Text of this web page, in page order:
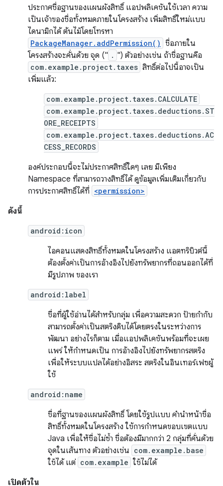
ประกาศชื่อฐานของแผนผังสิทธิ์ แอปพลิเคชันใช้เวลา ความ
เป็นเจ้าของชื่อทั้งหมดภายในโครงสร้าง เพิ่มสิทธิ์ใหม่แบบ
ไดนามิกได้ ต้นไม้โดยโทรหา
PackageManager.addPermission() ชื่อภายใน
โครงสร้างจะคั่นด้วย จุด (" . ") ตัวอย่างเช่น ถ้าชื่อฐานคือ
com.example.project.taxes สิทธิ์ต่อไปนี้อาจเป็น
เพิ่มแล้ว:
com.example.project.taxes.CALCULATE
com.example.project.taxes.deductions.ST
ORE_RECEIPTS
com.example.project.taxes.deductions.AC
CESS_RECORDS
องค์ประกอบนี้จะไม่ประกาศสิทธิ์ใดๆ เลย มีเพียง
Namespace ที่สามารถวางสิทธิ์ได้ ดูข้อมูลเพิ่มเติมเกี่ยวกับ
การประกาศสิทธิ์ได้ที่ <permission>
ดังนี้
android:icon
ไอคอนแสดงสิทธิ์ทั้งหมดในโครงสร้าง แอตทริบิวต์นี้
ต้องตั้งค่าเป็นการอ้างอิงไปยังทรัพยากรที่ถอนออกได้ที่
มีรูปภาพ ของเรา
android:label
ชื่อที่ผู้ใช้อ่านได้สำหรับกลุ่ม เพื่อความสะดวก ป้ายกำกับ
สามารถตั้งค่าเป็นสตริงดิบได้โดยตรงในระหว่างการ
พัฒนา อย่างไรก็ตาม เมื่อแอปพลิเคชันพร้อมที่จะเผย
แพร่ ให้กำหนดเป็น การอ้างอิงไปยังทรัพยากรสตริง
เพื่อให้ระบบแปลได้อย่างอิสระ สตริงในอินเทอร์เฟซผู้
ใช้
android:name
ชื่อที่ฐานของแผนผังสิทธิ์ โดยใช้รูปแบบ คำนำหน้าชื่อ
สิทธิ์ทั้งหมดในโครงสร้าง ใช้การกำหนดขอบเขตแบบ
Java เพื่อให้ชื่อไม่ซ้ำ ชื่อต้องมีมากกว่า 2 กลุ่มที่คั่นด้วย
จุดในเส้นทาง ตัวอย่างเช่น com.example.base
ใช้ได้ แต่ com.example ใช้ไม่ได้
เปิดตัวใน